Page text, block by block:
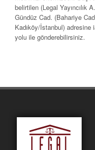
belirtilen (Legal Yayıncılık
Gündüz Cad. (Bahariye
Kadıköy/İstanbul)
yolu ile gönderebilirsiniz.